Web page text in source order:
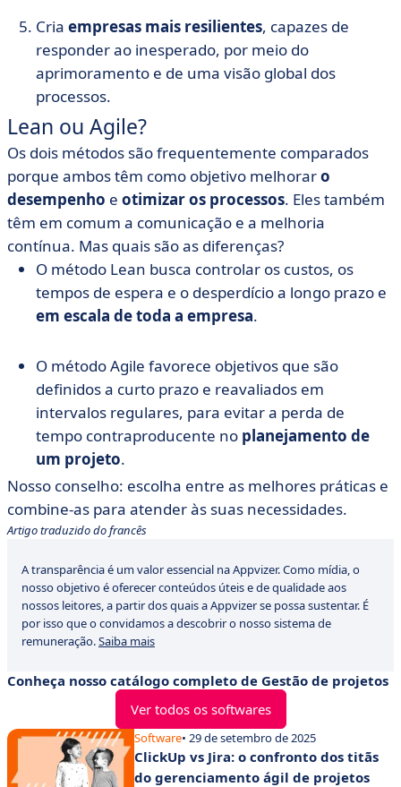
Cria empresas mais resilientes, capazes de
responder ao inesperado, por meio do
aprimoramento e de uma visão global dos
processos.
Lean ou Agile?
Os dois métodos são frequentemente comparados
porque ambos têm como objetivo melhoraro
desempenho e otimizar os processos. Eles também
têm em comum a comunicação e a melhoria
contínua. Mas quais são as diferenças?
O método Lean busca controlar os custos, os
tempos de espera e o desperdício a longo prazo e
em escala de toda a empresa.
O método Agile favorece objetivos que são
definidos a curto prazo e reavaliados em
intervalos regulares, para evitar a perda de
tempo contraproducente no planejamento de
um projeto.
Nosso conselho: escolha entre as melhores práticas e
combine-as para atender às suas necessidades.
Artigo traduzido do francês
A transparência é um valor essencial na Appvizer. Como mídia, o
nosso objetivo é oferecer conteúdos úteis e de qualidade aos
nossos leitores, a partir dos quais a Appvizer se possa sustentar. É
por isso que o convidamos a descobrir o nosso sistema de
remuneração.Saiba mais
Conheça nosso catálogo completo de Gestão de projetos
Ver todos os softwares
Software• 29 de setembro de 2025
ClickUp vs Jira: o confronto dos titãs
do gerenciamento ágil de projetos